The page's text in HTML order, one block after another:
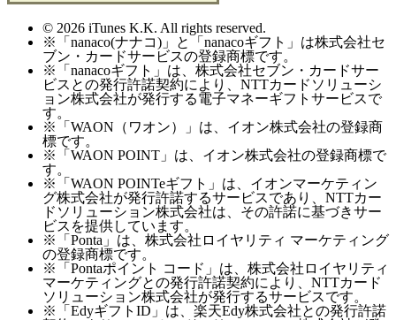
© 2026 iTunes K.K. All rights reserved.
※「nanaco(ナナコ)」と「nanacoギフト」は株式会社セ
ブン・カードサービスの登録商標です。
※「nanacoギフト」は、株式会社セブン・カードサー
ビスとの発行許諾契約により、NTTカードソリューシ
ョン株式会社が発行する電子マネーギフトサービスで
す。
※「WAON（ワオン）」は、イオン株式会社の登録商
標です。
※「WAON POINT」は、イオン株式会社の登録商標で
す。
※「WAON POINTeギフト」は、イオンマーケティン
グ株式会社が発行許諾するサービスであり、NTTカー
ドソリューション株式会社は、その許諾に基づきサー
ビスを提供しています。
※「Ponta」は、株式会社ロイヤリティ マーケティング
の登録商標です。
※「Pontaポイント コード」は、株式会社ロイヤリティ
マーケティングとの発行許諾契約により、NTTカード
ソリューション株式会社が発行するサービスです。
※「EdyギフトID」は、楽天Edy株式会社との発行許諾